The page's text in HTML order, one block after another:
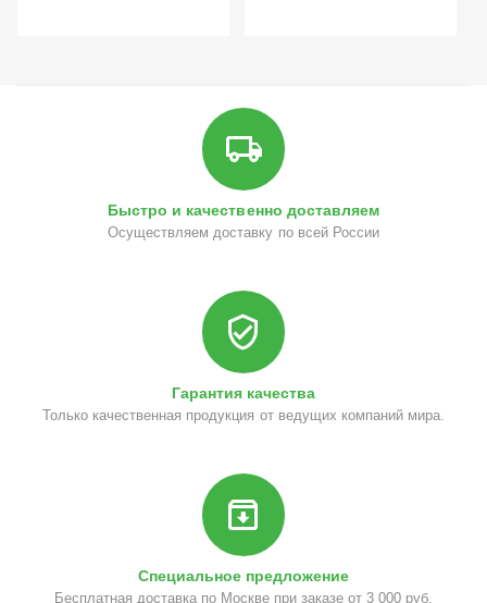
Быстро и качественно доставляем
Осуществляем доставку по всей России
Гарантия качества
Только качественная продукция от ведущих компаний мира.
Специальное предложение
Бесплатная доставка по Москве при заказе от 3 000 руб.